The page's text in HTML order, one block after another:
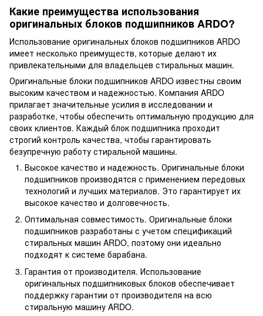
Какие преимущества использования
оригинальных блоков подшипников ARDO?
Использование оригинальных блоков подшипников ARDO
имеет несколько преимуществ, которые делают их
привлекательными для владельцев стиральных машин.
Оригинальные блоки подшипников ARDO известны своим
высоким качеством и надежностью. Компания ARDO
прилагает значительные усилия в исследовании и
разработке, чтобы обеспечить оптимальную продукцию для
своих клиентов. Каждый блок подшипника проходит
строгий контроль качества, чтобы гарантировать
безупречную работу стиральной машины.
Высокое качество и надежность. Оригинальные блоки
подшипников производятся с применением передовых
технологий и лучших материалов. Это гарантирует их
высокое качество и долговечность.
Оптимальная совместимость. Оригинальные блоки
подшипников разработаны с учетом спецификаций
стиральных машин ARDO, поэтому они идеально
подходят к системе барабана.
Гарантия от производителя. Использование
оригинальных подшипниковых блоков обеспечивает
поддержку гарантии от производителя на всю
стиральную машину ARDO.